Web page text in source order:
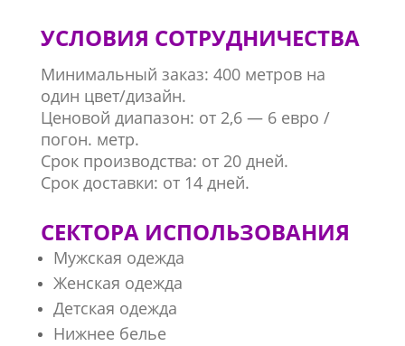
УСЛОВИЯ СОТРУДНИЧЕСТВА
Минимальный заказ: 400 метров на
один цвет/дизайн.
Ценовой диапазон: от 2,6 — 6 евро /
погон. метр.
Срок производства: от 20 дней.
Срок доставки: от 14 дней.
СЕКТОРА ИСПОЛЬЗОВАНИЯ
Мужская одежда
Женская одежда
Детская одежда
Нижнее белье